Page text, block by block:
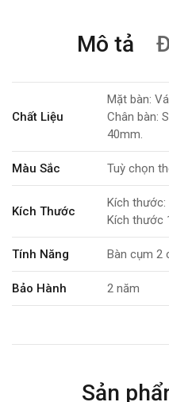
Mô tả
Chất Liệu
Mặt bàn:
Chân bàn:
40mm.
Màu Sắc Tuỳ chọn
Kích Thước
Kích thước:
Kích thước
Tính Năng Bàn cụm 2
Bảo Hành 2 năm
Sản